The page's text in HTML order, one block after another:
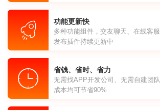
功能更新快
多种功能组件，交友聊天、在线客
发布插件持续更新中
省钱、省时、省力
无需找APP开发公司、无需自建团
成本均可节省90%